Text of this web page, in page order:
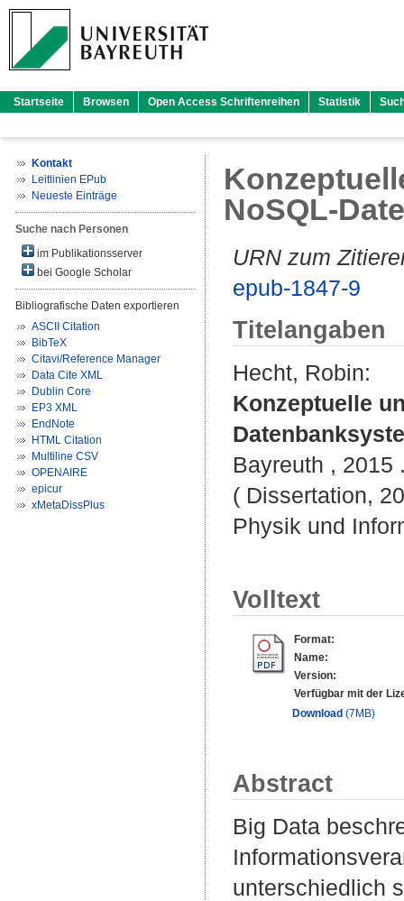
Startseite Browsen Open Access Schriftenreihen Statistik
Kontakt
Leitlinien EPub
Neueste Einträge
Suche nach Personen
im Publikationsserver
bei Google Scholar
Bibliografische Daten exportieren
ASCII Citation
BibTeX
Citavi/Reference Manager
Data Cite XML
Dublin Core
EP3 XML
EndNote
HTML Citation
Multiline CSV
OPENAIRE
epicur
xMetaDissPlus
NoSQL-
URN zum
epub-1847-9
Titelangaben
Hecht, Robin:
Konzeptuelle
Bayreuth , 2015
( Dissertation,
Physik und
Volltext
Format:
Name:
Version:
Verfügbar mit der
Download (7MB)
Abstract
Big Data
unterschiedlich